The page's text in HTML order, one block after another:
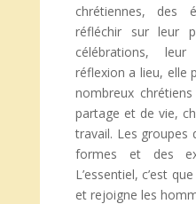
chrétiennes, des
réfléchir sur leur
célébrations,
réflexion a lieu, elle
nombreux
partage et de vie,
travail. Les groupes
formes et des
L’essentiel, c’est
et rejoigne les